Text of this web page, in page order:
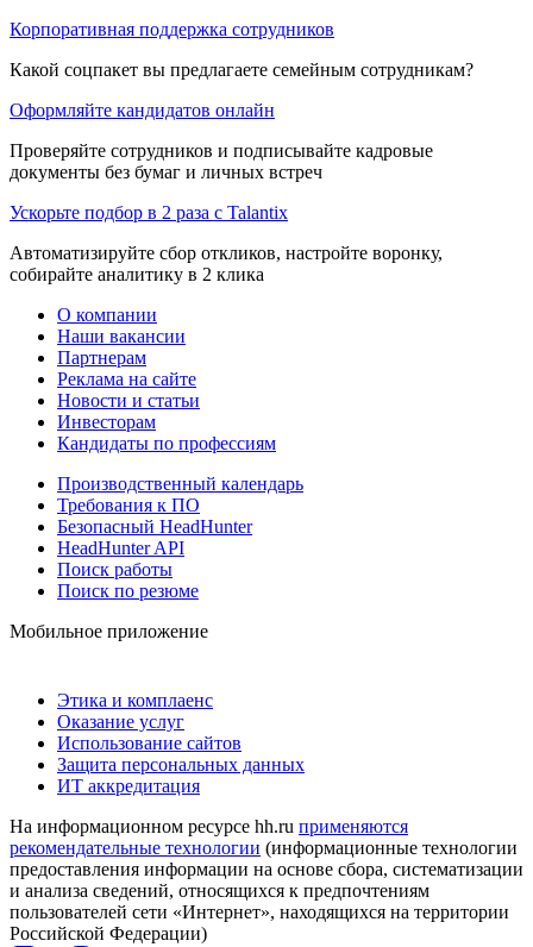
Корпоративная поддержка сотрудников
Какой соцпакет вы предлагаете семейным сотрудникам?
Оформляйте кандидатов онлайн
Проверяйте сотрудников и подписывайте кадровые
документы без бумаг и личных встреч
Ускорьте подбор в 2 раза с Talantix
Автоматизируйте сбор откликов, настройте воронку,
собирайте аналитику в 2 клика
О компании
Наши вакансии
Партнерам
Реклама на сайте
Новости и статьи
Инвесторам
Кандидаты по профессиям
Производственный календарь
Требования к ПО
Безопасный HeadHunter
HeadHunter API
Поиск работы
Поиск по резюме
Мобильное приложение
Этика и комплаенс
Оказание услуг
Использование сайтов
Защита персональных данных
ИТ аккредитация
На информационном ресурсе hh.ru применяются
рекомендательные технологии (информационные технологии
предоставления информации на основе сбора, систематизации
и анализа сведений, относящихся к предпочтениям
пользователей сети «Интернет», находящихся на территории
Российской Федерации)